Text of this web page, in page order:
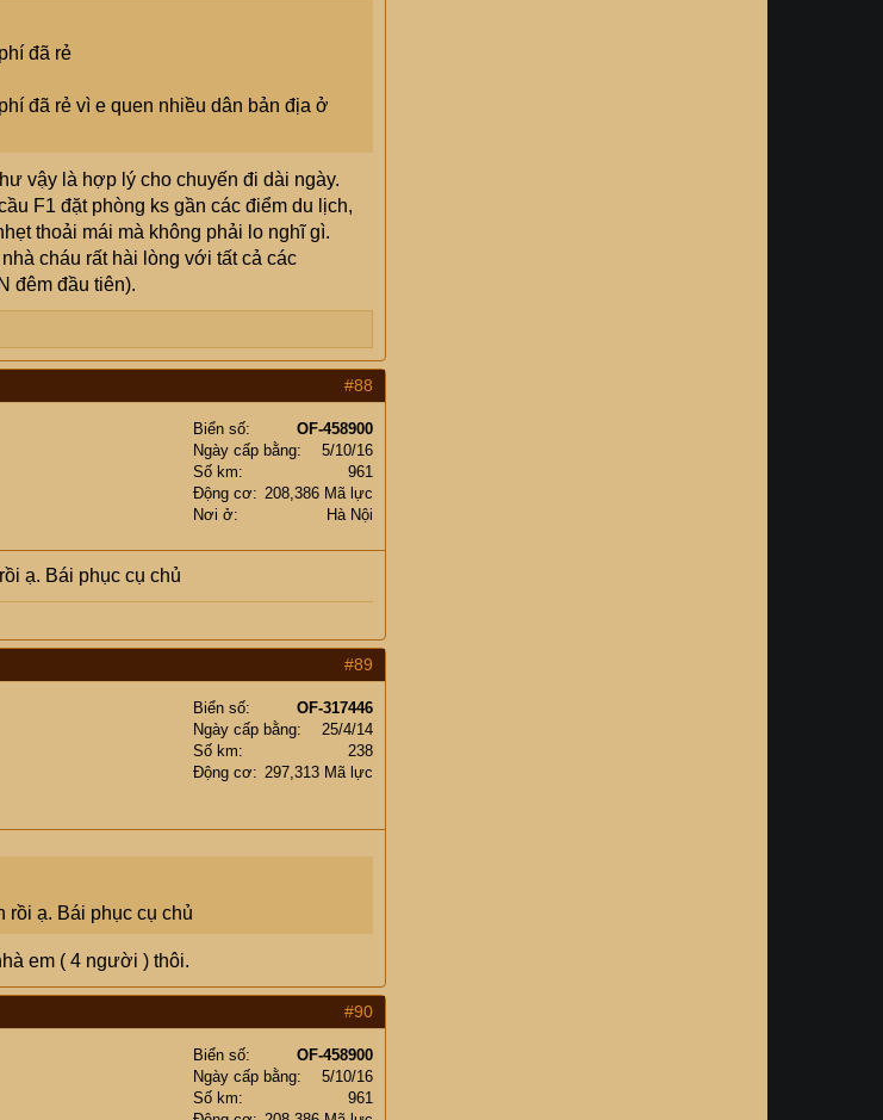
đã rẻ
đã rẻ vì e quen nhiều dân bản địa ở
vậy là hợp lý cho chuyến đi dài ngày.
F1 đặt phòng ks gần các điểm du lịch,
thoải mái mà không phải lo nghĩ gì.
cháu rất hài lòng với tất cả các
đêm đầu tiên).
#88
Biển số
OF-458900
Ngày cấp bằng
5/10/16
Số km
961
Động cơ
208,386 Mã lực
Nơi ở
Hà Nội
ạ. Bái phục cụ chủ
#89
Biển số
OF-317446
Ngày cấp bằng
25/4/14
Số km
238
Động cơ
297,313 Mã lực
rồi ạ. Bái phục cụ chủ
em ( 4 người ) thôi.
#90
Biển số
OF-458900
Ngày cấp bằng
5/10/16
Số km
961